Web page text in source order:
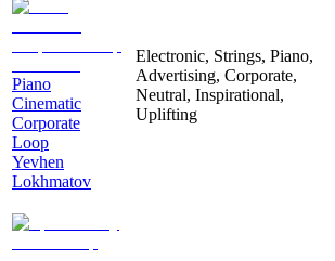
Piano
Cinematic
Corporate
Loop
Yevhen
Lokhmatov
Electronic, Strings, Piano,
Advertising, Corporate,
Neutral, Inspirational,
Uplifting